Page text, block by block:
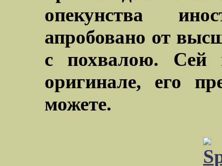
опекунства
апробовано от
с похвалою. Сей
оригинале, его
можете.